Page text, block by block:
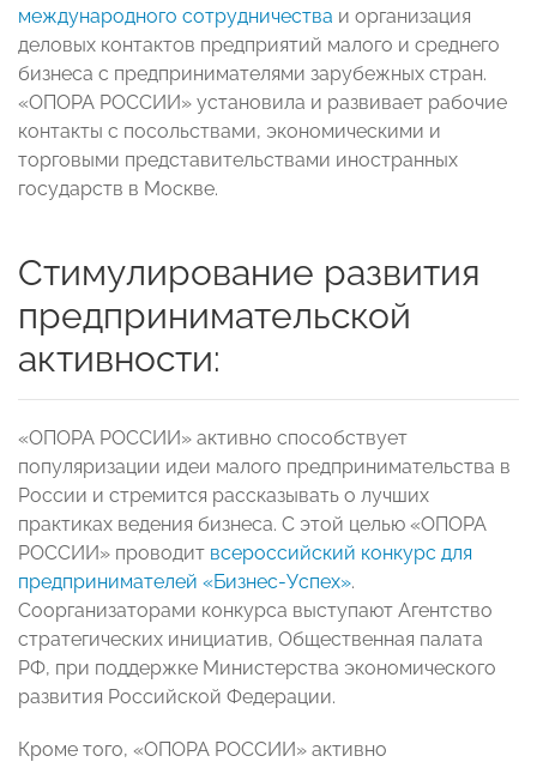
международного сотрудничества и организация
деловых контактов предприятий малого и среднего
бизнеса с предпринимателями зарубежных стран.
«ОПОРА РОССИИ» установила и развивает рабочие
контакты с посольствами, экономическими и
торговыми представительствами иностранных
государств в Москве.
Стимулирование развития
предпринимательской
активности:
«ОПОРА РОССИИ» активно способствует
популяризации идеи малого предпринимательства в
России и стремится рассказывать о лучших
практиках ведения бизнеса. С этой целью «ОПОРА
РОССИИ» проводит всероссийский конкурс для
предпринимателей «Бизнес-Успех».
Соорганизаторами конкурса выступают Агентство
стратегических инициатив, Общественная палата
РФ, при поддержке Министерства экономического
развития Российской Федерации.
Кроме того, «ОПОРА РОССИИ» активно